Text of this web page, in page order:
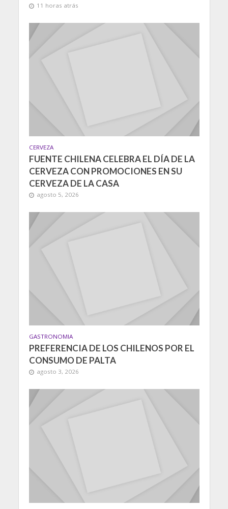
11 horas atrás
CERVEZA
FUENTE CHILENA CELEBRA EL DÍA DE LA
CERVEZA CON PROMOCIONES EN SU
CERVEZA DE LA CASA
agosto 5, 2026
GASTRONOMIA
PREFERENCIA DE LOS CHILENOS POR EL
CONSUMO DE PALTA
agosto 3, 2026